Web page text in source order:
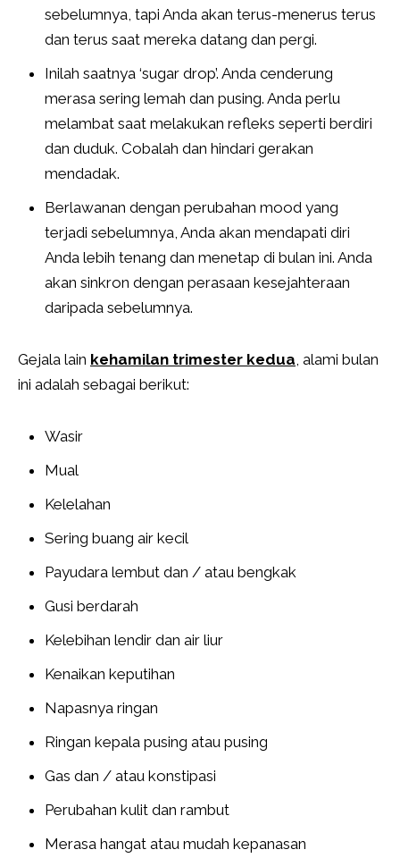
sebelumnya, tapi Anda akan terus-menerus terus
dan terus saat mereka datang dan pergi.
Inilah saatnya ‘sugar drop’. Anda cenderung
merasa sering lemah dan pusing. Anda perlu
melambat saat melakukan refleks seperti berdiri
dan duduk. Cobalah dan hindari gerakan
mendadak.
Berlawanan dengan perubahan mood yang
terjadi sebelumnya, Anda akan mendapati diri
Anda lebih tenang dan menetap di bulan ini. Anda
akan sinkron dengan perasaan kesejahteraan
daripada sebelumnya.
Gejala lain kehamilan trimester kedua, alami bulan
ini adalah sebagai berikut:
Wasir
Mual
Kelelahan
Sering buang air kecil
Payudara lembut dan / atau bengkak
Gusi berdarah
Kelebihan lendir dan air liur
Kenaikan keputihan
Napasnya ringan
Ringan kepala pusing atau pusing
Gas dan / atau konstipasi
Perubahan kulit dan rambut
Merasa hangat atau mudah kepanasan